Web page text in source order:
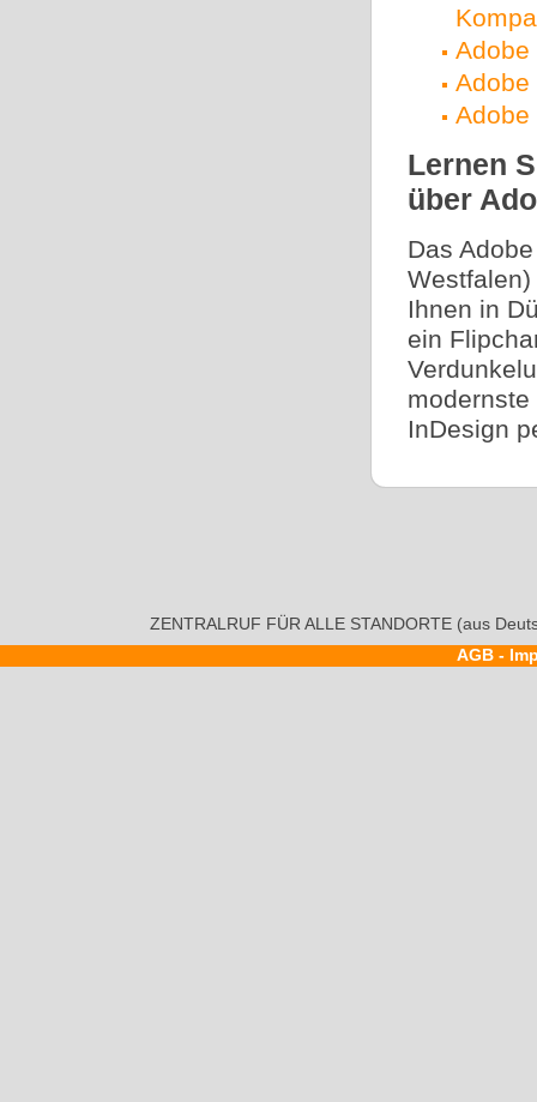
Adobe
Adobe
Adobe
Lernen
über
Das
Ihnen in
ein
InDesign
ZENTRALRUF FÜR ALLE STANDORTE (aus
AGB -